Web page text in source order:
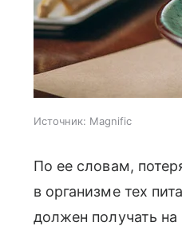
Источник: Magnific
По ее словам,
в организме тех
должен получать на